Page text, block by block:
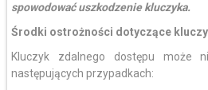
spowodować uszkodzenie kluczyka.
Środki ostrożności dotyczące
Kluczyk zdalnego dostępu może
następujących przypadkach: